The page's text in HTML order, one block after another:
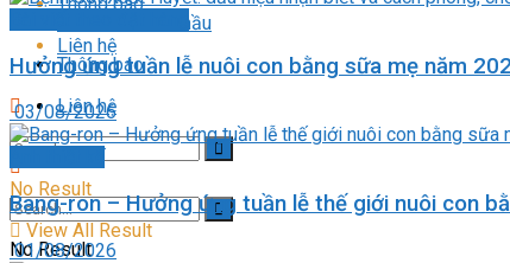
Liên hệ
No Result
View All Result
Mua sắm đấu thầu
Thông báo
Liên hệ
No Result
Hưởng ứng tuần lễ nuôi con bằng sữa mẹ năm
03/08/2026
Bang-ron – Hưởng ứng tuần lễ thế giới nuôi con
01/08/2026